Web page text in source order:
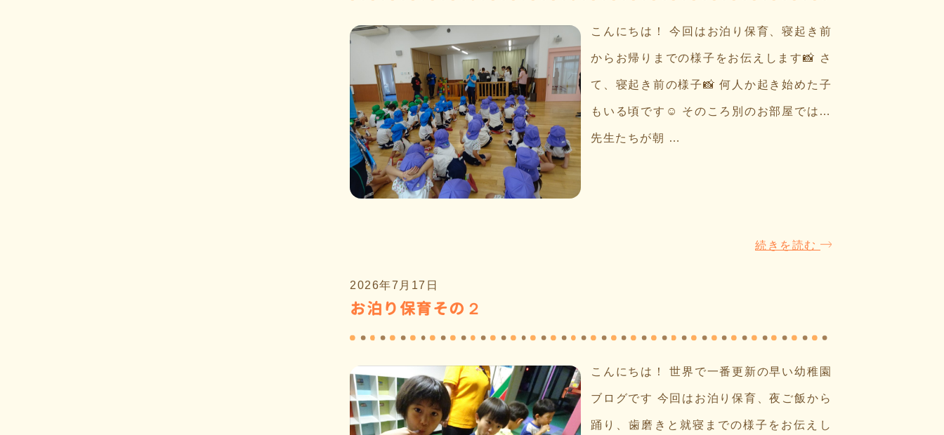
こんにちは！ 今回はお泊り保育、寝起き前
からお帰りまでの様子をお伝えします📸 さ
て、寝起き前の様子📸 何人か起き始めた子
もいる頃です☺ そのころ別のお部屋では…
先生たちが朝 …
続きを読む
2026年7月17日
お泊り保育その２
こんにちは！ 世界で一番更新の早い幼稚園
ブログです 今回はお泊り保育、夜ご飯から
踊り、歯磨きと就寝までの様子をお伝えし